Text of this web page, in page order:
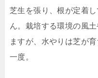
芝生を張り、根が定着
ん。栽培する環境の風
ますが、水やりは芝が
一度。